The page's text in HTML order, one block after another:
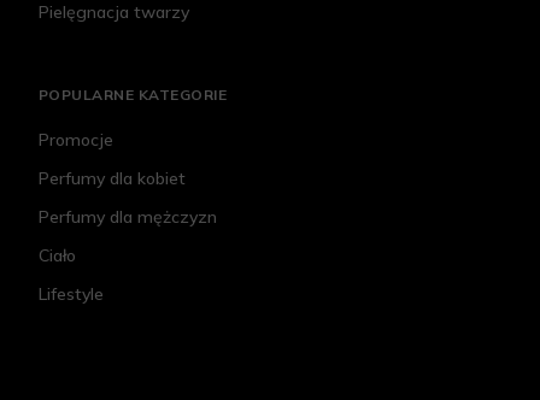
Pielęgnacja twarzy
POPULARNE KATEGORIE
Promocje
Perfumy dla kobiet
Perfumy dla mężczyzn
Ciało
Lifestyle